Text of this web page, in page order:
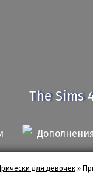
The Sims
для девочек »